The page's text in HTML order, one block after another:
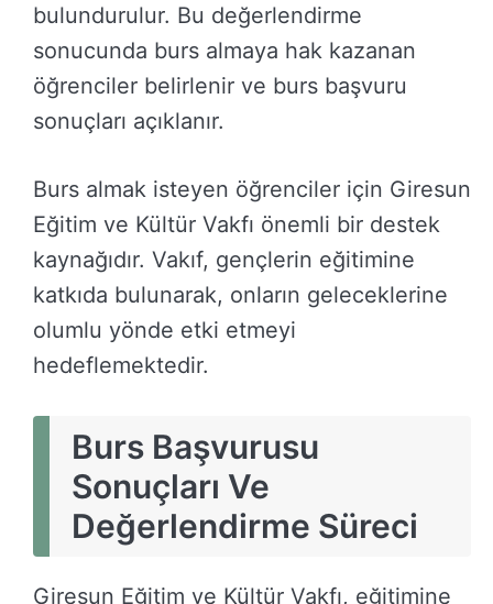
bulundurulur. Bu değerlendirme
sonucunda burs almaya hak kazanan
öğrenciler belirlenir ve burs başvuru
sonuçları açıklanır.
Burs almak isteyen öğrenciler için Giresun
Eğitim ve Kültür Vakfı önemli bir destek
kaynağıdır. Vakıf, gençlerin eğitimine
katkıda bulunarak, onların geleceklerine
olumlu yönde etki etmeyi
hedeflemektedir.
Burs Başvurusu
Sonuçları Ve
Değerlendirme Süreci
Giresun Eğitim ve Kültür Vakfı, eğitimine